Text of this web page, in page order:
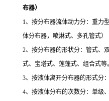
布器）
1、按分布器流体动力分：重力
体分布器，喷淋式、多孔管式）
2、按分布器的形状分：管式、
式、宝塔式、莲蓬式、组合式等。
3、按液体离开分布器的形式分
4、按液体分布的次数分：单级、